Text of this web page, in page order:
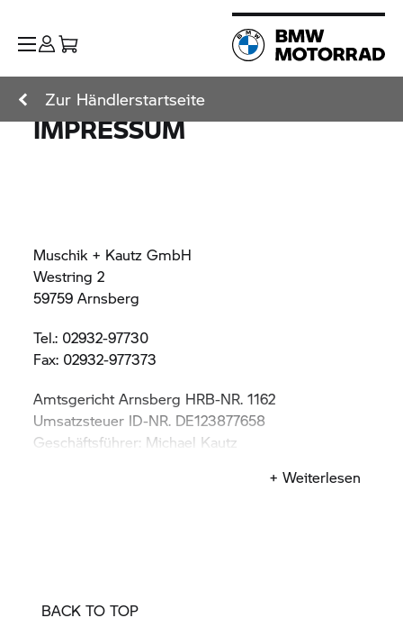
Zur Händlerstartseite
IMPRESSUM
Muschik + Kautz GmbH
Westring 2
59759 Arnsberg
Tel.: 02932-97730
Fax: 02932-977373
Amtsgericht Arnsberg HRB-NR. 1162
Umsatzsteuer ID-NR. DE123877658
Geschäftsführer: Michael Kautz
+ Weiterlesen
BACK TO TOP